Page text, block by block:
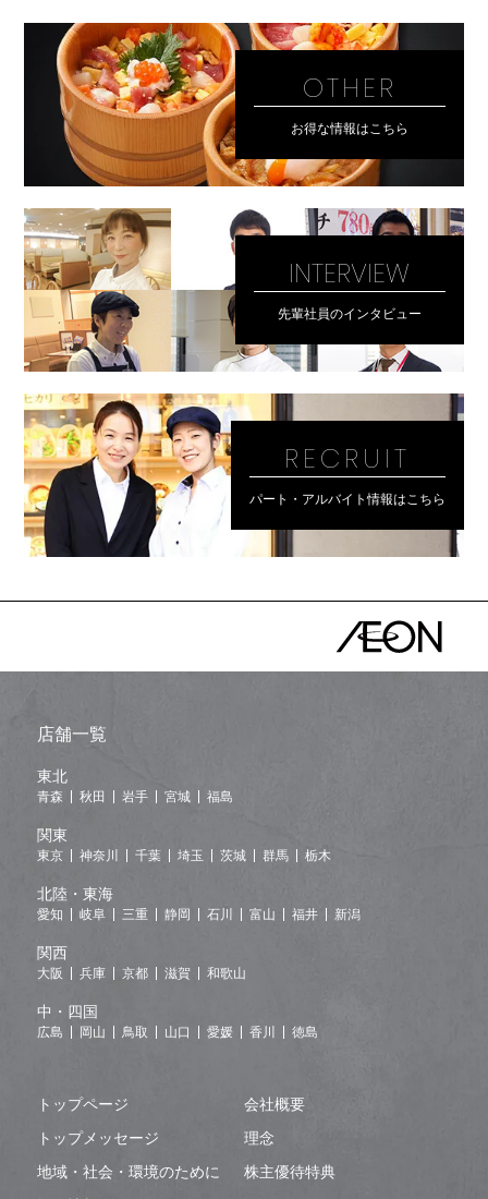
OTHER
お得な情報はこちら
INTERVIEW
先輩社員のインタビュー
RECRUIT
パート・アルバイト情報はこちら
トップページ
会社概要
トップメッセージ
理念
地域・社会・環境のために
株主優待特典
店舗一覧
東北
青森 秋田 岩手 宮城 福島
関東
東京 神奈川 千葉 埼玉 茨城 群馬 栃木
北陸・東海
愛知 岐阜 三重 静岡 石川 富山 福井 新潟
関西
大阪 兵庫 京都 滋賀 和歌山
中・四国
広島 岡山 鳥取 山口 愛媛 香川 徳島